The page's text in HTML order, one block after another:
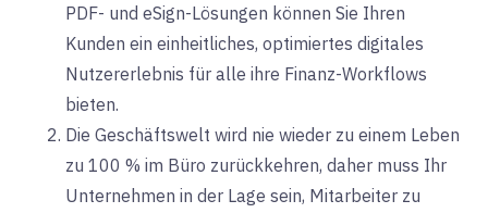
PDF- und eSign-Lösungen können Sie Ihren
Kunden ein einheitliches, optimiertes digitales
Nutzererlebnis für alle ihre Finanz-Workflows
bieten.
Die Geschäftswelt wird nie wieder zu einem Leben
zu 100 % im Büro zurückkehren, daher muss Ihr
Unternehmen in der Lage sein, Mitarbeiter zu